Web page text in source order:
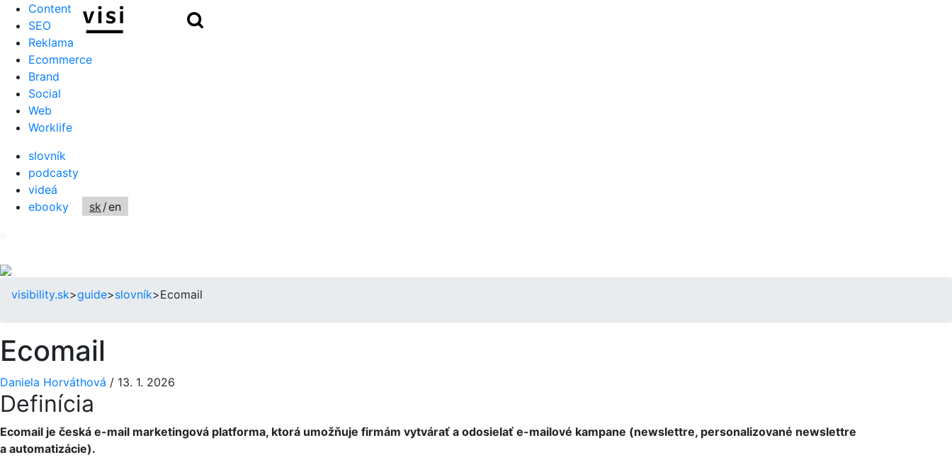
Content
SEO
Reklama
Ecommerce
Brand
Social
Web
Worklife
slovník
podcasty
videá
ebooky
sk/en
visibility.sk>guide>slovník>Ecomail
Ecomail
Daniela Horváthová / 13. 1. 2026
Definícia
Ecomail je česká e-mail marketingová platforma, ktorá umožňuje firmám vytvárať a odosielať e-mailové kampane (newslettre, personalizované newslettre
a automatizácie).